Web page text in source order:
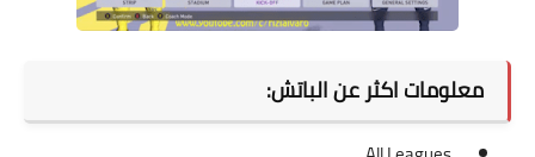
معلومات اكثر عن الباتش: